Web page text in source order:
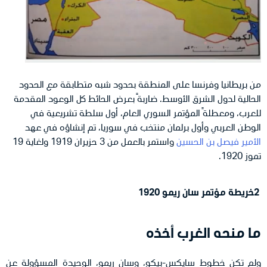
من بريطانيا وفرنسا على المنطقة بحدود شبه متطابقة مع الحدود
الحالية لدول الشرق الأوسط. ضاربةً بعرض الحائط كل الوعود المقدمة
للعرب، ومعطلةً المؤتمر السوري العام، أول سلطة تشريعية في
الوطن العربي وأول برلمان منتخب في سوريا، تم إنشاؤه في عهد
الأمير فيصل بن الحسين
واستمر بالعمل من 3 حزيران 1919 ولغاية 19
تموز 1920.
2خريطة مؤتمر سان ريمو 1920
ما منحه الغرب أخذه
ولم تكن خطوط سايكس-بيكو، وسان ريمو، الوحيدة المسؤولة عن